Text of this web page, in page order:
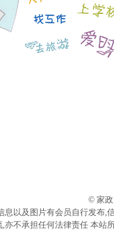
© 家
息以及图片有会员自行发布,
亦不承担任何法律责任 本站